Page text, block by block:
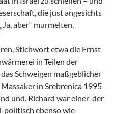
die just angesichts
aber“ murmelten.
Stichwort etwa die Ernst
in Teilen der
Schweigen maßgeblicher
in Srebrenica 1995
und. Richard war einer der
politisch ebenso wie